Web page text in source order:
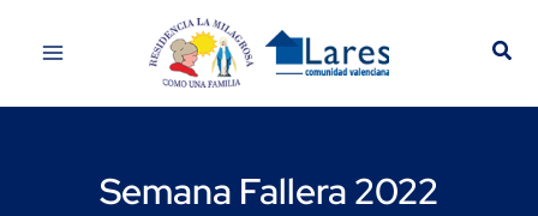
Semana Fallera 2022